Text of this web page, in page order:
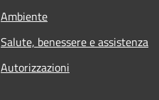
Ambiente
Salute, benessere e assistenza
Autorizzazioni